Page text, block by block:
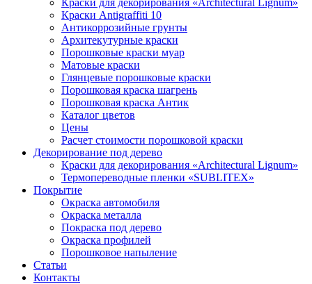
Краски для декорирования «Architectural Lignum»
Краски Antigraffiti 10
Антикоррозийные грунты
Архитекутурные краски
Порошковые краски муар
Матовые краски
Глянцевые порошковые краски
Порошковая краска шагрень
Порошковая краска Антик
Каталог цветов
Цены
Расчет стоимости порошковой краски
Декорирование под дерево
Краски для декорирования «Architectural Lignum»
Термопереводные пленки «SUBLITEX»
Покрытие
Окраска автомобиля
Окраска металла
Покраска под дерево
Окраска профилей
Порошковое напыление
Статьи
Контакты